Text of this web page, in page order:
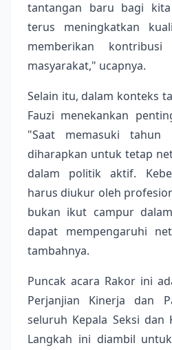
tantangan baru bagi
terus meningkatkan
memberikan
masyarakat," ucapnya.
Selain itu, dalam konteks
Fauzi menekankan
"Saat memasuki tahun
diharapkan untuk tetap
dalam politik aktif.
harus diukur oleh
bukan ikut campur
dapat mempengaruhi
tambahnya.
Puncak acara Rakor ini
Perjanjian Kinerja dan
seluruh Kepala Seksi dan
Langkah ini diambil